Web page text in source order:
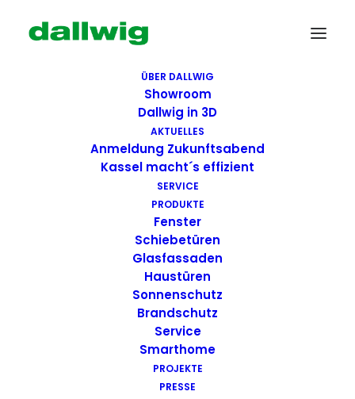
ÜBER DALLWIG
Showroom
Dallwig in 3D
AKTUELLES
Anmeldung Zukunftsabend
Kassel macht´s effizient
SERVICE
PRODUKTE
Fenster
Schiebetüren
Glasfassaden
Haustüren
Sonnenschutz
Brandschutz
Service
Smarthome
PROJEKTE
PRESSE
Wir suchen Dich!
Dallwig bietet
Perspektive
Du hast Bock auf einen Job mit